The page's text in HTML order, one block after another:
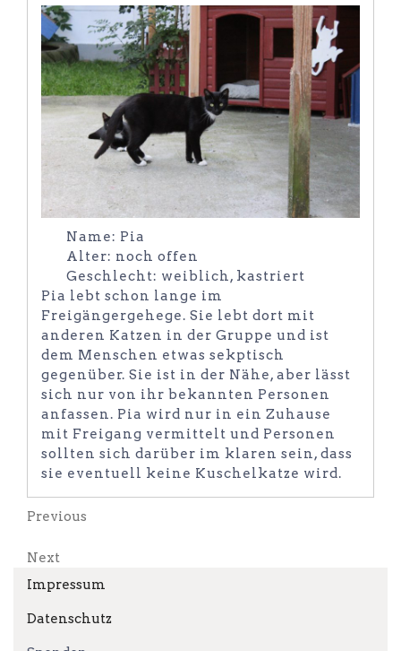
Name: Pia
Alter: noch offen
Geschlecht: weiblich, kastriert
Pia lebt schon lange im
Freigängergehege. Sie lebt dort mit
anderen Katzen in der Gruppe und ist
dem Menschen etwas sekptisch
gegenüber. Sie ist in der Nähe, aber lässt
sich nur von ihr bekannten Personen
anfassen. Pia wird nur in ein Zuhause
mit Freigang vermittelt und Personen
sollten sich darüber im klaren sein, dass
sie eventuell keine Kuschelkatze wird.
Beitragsnavigation
Previous
Previous
Next
Post
Next
Impressum
Datenschutz